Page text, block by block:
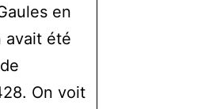
en
avait été
On voit